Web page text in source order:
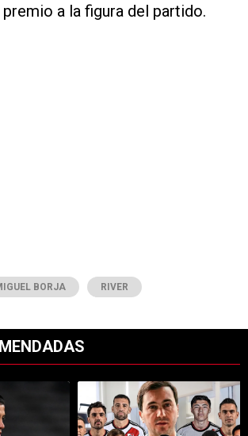
a la figura del partido.
BORJA RIVER
con el título "Kevin Castaño se va de
Un artículo de tendencia con el